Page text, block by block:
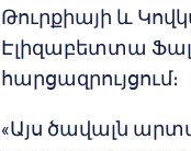
Թուրքիայի և
Էլիզաբետտա
հարցազրույցում։
«Այս ծավալն